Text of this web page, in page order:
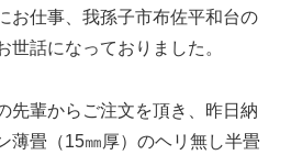
お仕事、我孫子市布佐平和台の
世話になっておりました。
先輩からご注文を頂き、昨日納
薄畳（15㎜厚）のヘリ無し半畳